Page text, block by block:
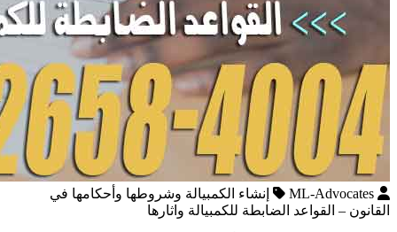
ML-Advocates
إنشاء الكمبيالة وشروطها وأحكامها في
القانون – القواعد الضابطة للكمبيالة واثارها